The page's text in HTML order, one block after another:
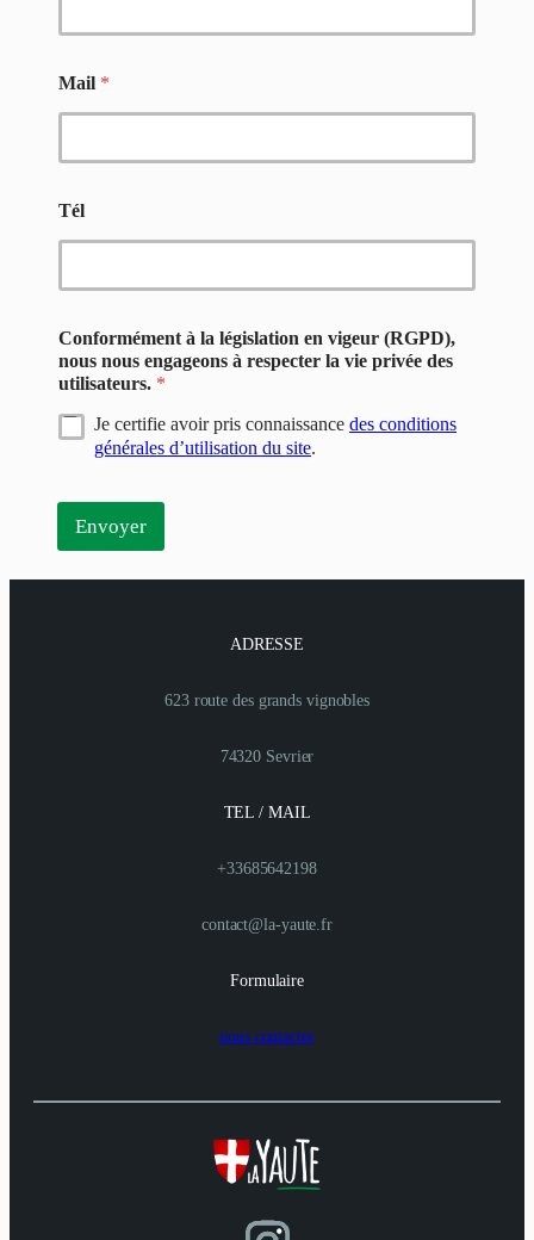
Mail *
Tél
Conformément à la législation en vigeur (RGPD),
nous nous engageons à respecter la vie privée des
utilisateurs. *
Je certifie avoir pris connaissance des conditions
générales d’utilisation du site.
Envoyer
ADRESSE
623 route des grands vignobles
74320 Sevrier
TEL / MAIL
+33685642198
contact@la-yaute.fr
Formulaire
nous contacter